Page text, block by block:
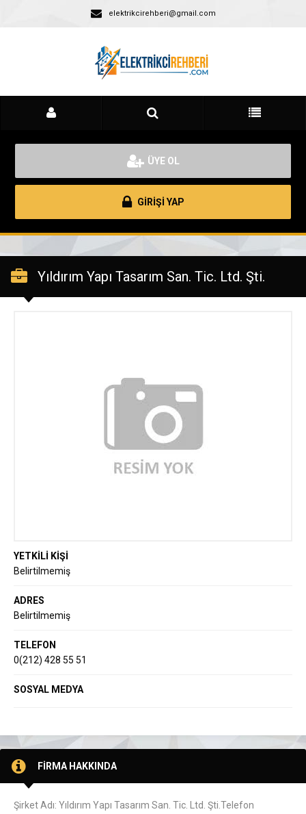
elektrikcirehberi@gmail.com
ÜYE OL
GİRİŞİ YAP
Yıldırım Yapı Tasarım San. Tic. Ltd. Şti.
YETKİLİ KİŞİ
Belirtilmemiş
ADRES
Belirtilmemiş
TELEFON
0(212) 428 55 51
SOSYAL MEDYA
FİRMA HAKKINDA
Şirket Adı: Yıldırım Yapı Tasarım San. Tic. Ltd. Şti.Telefon